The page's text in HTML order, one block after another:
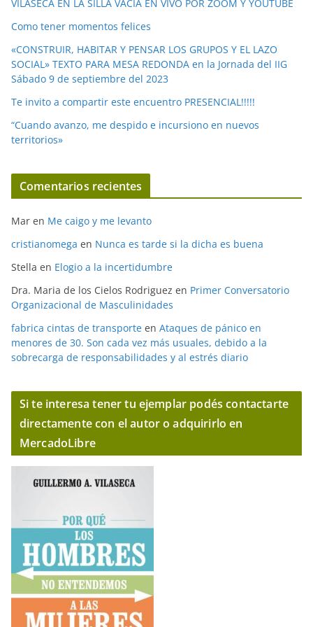
VILASECA EN LA SILLA VACÍA EN VIVO POR ZOOM Y YOUTUBE
Como tener momentos felices
«CONSTRUIR, HABITAR Y PENSAR LOS GRUPOS Y EL LAZO
SOCIAL» TEXTO PARA MESA REDONDA en la Jornada del IIG
Sábado 9 de septiembre del 2023
Te invito a compartir este encuentro PRESENCIAL!!!!!
“Cuando avanzo, me despido e incursiono en nuevos
territorios»
Comentarios recientes
Mar en Me caigo y me levanto
cristianomega en Nunca es tarde si la dicha es buena
Stella en Elogio a la incertidumbre
Dra. Maria de los Cielos Rodriguez en Primer Conversatorio
Organizacional de Masculinidades
fabrica cintas de transporte en Ataques de pánico en
menores de 30. Son cada vez más usuales, debido a la
sobrecarga de responsabilidades y al estrés diario
Si te interesa tener tu ejemplar podés contactarte
directamente con el autor o adquirirlo en
MercadoLibre